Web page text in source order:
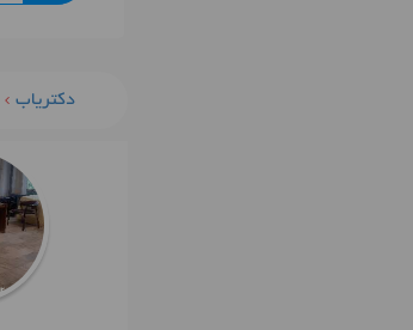
دکتریاب